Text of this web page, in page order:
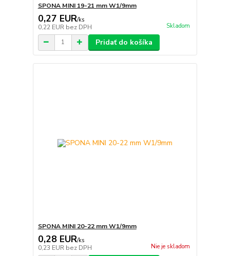
SPONA MINI 19-21 mm W1/9mm
0,27 EUR/ks
0,22 EUR bez DPH Skladom
Pridať do košíka
SPONA MINI 20-22 mm W1/9mm
0,28 EUR/ks
0,23 EUR bez DPH Nie je skladom